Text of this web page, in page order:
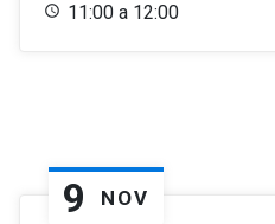
11:00 a 12:00
9 NOV